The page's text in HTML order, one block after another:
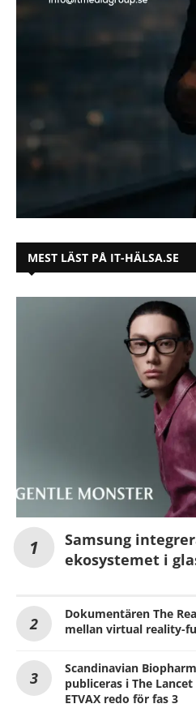
MEST LÄST PÅ IT-HÄLSA.SE
Samsung
ekosystemet i
Dokumentären The
mellan virtual reality-
Scandinavian
publiceras i The
ETVAX redo för fas 3